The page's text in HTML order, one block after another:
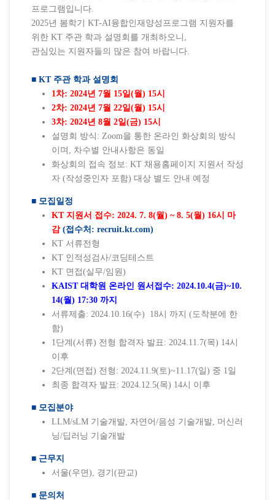
프로그램입니다.
2025년 봄학기 KT-AI융합인재양성프로그램 지원자를
위한 KT 주관 학과 설명회를 개최하오니,
관심있는 지원자들의 많은 참여 바랍니다.
■ KT 주관 학과 설명회
1차: 2024년 7월 15일(월) 15시
2차: 2024년 7월 22일(월) 15시
3차: 2024년 8월 2일(금) 15시
설명회 방식: Zoom을 통한 온라인 화상회의 방식
이며, 차수별 안내사항은 동일
화상회의 접속 정보: KT 채용홈페이지 지원서 작성
자 (작성중인자 포함) 대상 별도 안내 예정
■ 모집일정
KT 지원서 접수: 2024. 7. 8(월) ~ 8. 5(월) 16시 마
감 (접수처: recruit.kt.com)
KT 서류전형
KT 인적성검사/코딩테스트
KT 면접(실무/임원)
KAIST 대학원 온라인 원서접수: 2024.10.4(금)~10.
14(월) 17:30 까지
서류제출: 2024.10.16(수) 18시 까지 (도착분에 한
함)
1단계(서류) 전형 합격자 발표: 2024.11.7(목) 14시
이후
2단계(면접) 전형: 2024.11.9(토)~11.17(일) 중 1일
최종 합격자 발표: 2024.12.5(목) 14시 이후
■ 모집분야
LLM/sLM 기술개발, 자연어/음성 기술개발, 머신러
닝/딥러닝 기술개발
■ 근무지
서울(우면), 경기(판교)
■ 문의처